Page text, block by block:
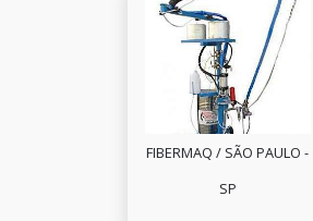
FIBERMAQ / SÃO PAULO -
SP